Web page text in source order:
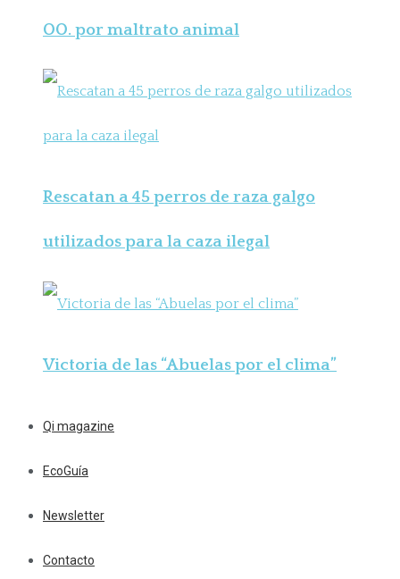
OO. por maltrato animal
Rescatan a 45 perros de raza galgo
utilizados para la caza ilegal
Victoria de las “Abuelas por el clima”
Qi magazine
EcoGuía
Newsletter
Contacto